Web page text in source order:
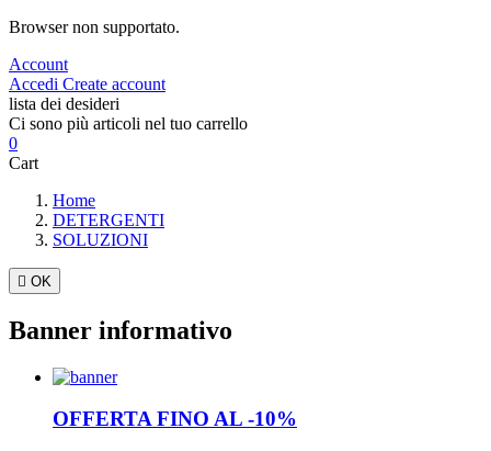
Browser non supportato.
Account
Accedi Create account
lista dei desideri
Ci sono più articoli nel tuo carrello
0
Cart
Home
DETERGENTI
SOLUZIONI
 OK
Banner informativo
OFFERTA FINO AL -10%